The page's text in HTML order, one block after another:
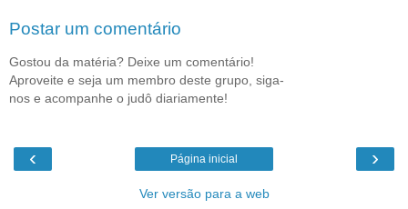
Postar um comentário
Gostou da matéria? Deixe um comentário!
Aproveite e seja um membro deste grupo, siga-
nos e acompanhe o judô diariamente!
‹ ›
Página inicial
Ver versão para a web